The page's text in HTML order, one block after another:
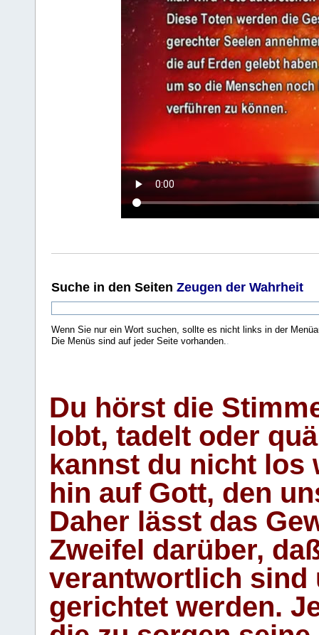
Suche in den Seiten Zeugen der Wahrheit
Wenn Sie nur ein Wort suchen, sollte es nicht links in der
Die Menüs sind auf jeder Seite vorhanden..
Du hörst die
lobt, tadelt oder
kannst du nicht los
hin auf Gott, den
Daher lässt das
Zweifel darüber,
verantwortlich sind
gerichtet werden.